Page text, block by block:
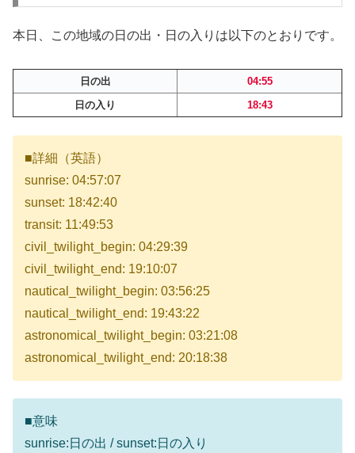
本日、この地域の日の出・日の入りは以下のとおりです。
日の出
04:55
日の入り
18:43
■詳細（英語）
sunrise: 04:57:07
sunset: 18:42:40
transit: 11:49:53
civil_twilight_begin: 04:29:39
civil_twilight_end: 19:10:07
nautical_twilight_begin: 03:56:25
nautical_twilight_end: 19:43:22
astronomical_twilight_begin: 03:21:08
astronomical_twilight_end: 20:18:38
■意味
sunrise:日の出 / sunset:日の入り